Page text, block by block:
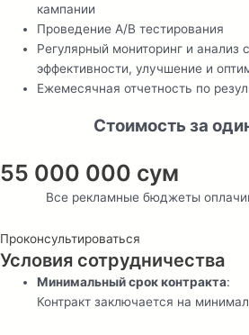
кампании
Проведение A/B тестирования
Регулярный мониторинг и анализ
эффективности, улучшение и
Ежемесячная отчетность по
Стоимостьза
55 000 000 сум
Все рекламные бюджеты
Проконсультироваться
Условия сотрудничества
Минимальный срок контракта:
Контракт заключается на